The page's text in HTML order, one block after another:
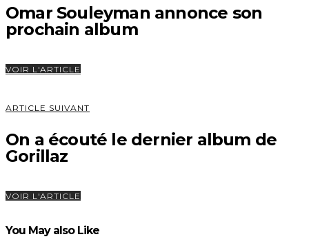
Omar Souleyman annonce son
prochain album
VOIR L'ARTICLE
ARTICLE SUIVANT
On a écouté le dernier album de
Gorillaz
VOIR L'ARTICLE
You May also Like